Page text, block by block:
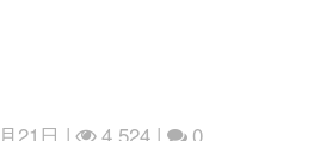
21日 | 4,524 | 0